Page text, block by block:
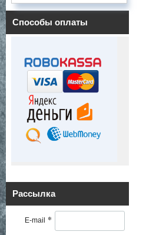
Способы оплаты
Рассылка
E-mail *